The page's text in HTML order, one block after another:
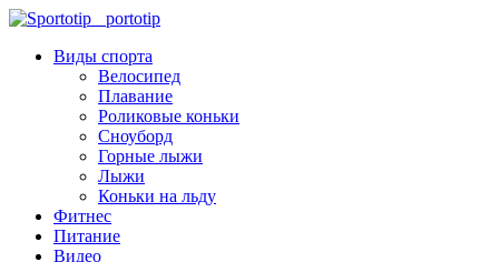
portotip
Виды спорта
Велосипед
Плавание
Роликовые коньки
Сноуборд
Горные лыжи
Лыжи
Коньки на льду
Фитнес
Питание
Видео